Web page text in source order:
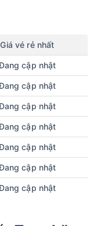
Giá vé rẻ nhất
cập nhật
cập nhật
cập nhật
cập nhật
cập nhật
cập nhật
cập nhật